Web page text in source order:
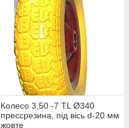
Колесо 3,50 -7 TL Ø340
прессрезина, під вісь d-20 мм
жовте